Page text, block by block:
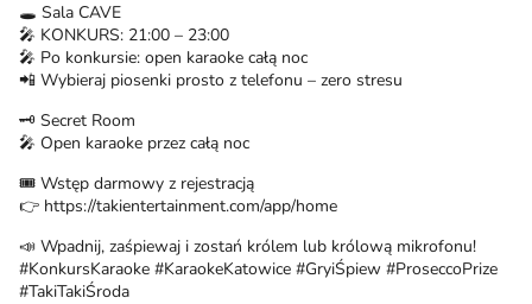
🕳️ Sala CAVE
🎤 KONKURS: 21:00 – 23:00
🎤 Po konkursie: open karaoke całą noc
📲 Wybieraj piosenki prosto z telefonu – zero stresu
🗝️ Secret Room
🎤 Open karaoke przez całą noc
🎟️ Wstęp darmowy z rejestracją
👉 https://takientertainment.com/app/home
📣 Wpadnij, zaśpiewaj i zostań królem lub królową mikrofonu!
#KonkursKaraoke #KaraokeKatowice #GryiŚpiew #ProseccoPrize
#TakiTakiŚroda